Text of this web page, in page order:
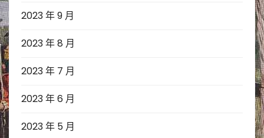
2023 年 9 月
2023 年 8 月
2023 年 7 月
2023 年 6 月
2023 年 5 月